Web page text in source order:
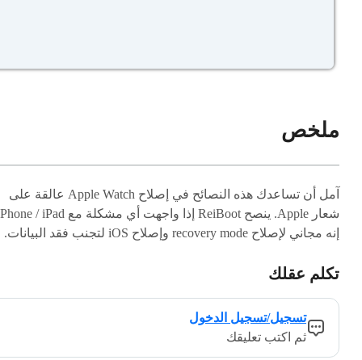
ملخص
آمل أن تساعدك هذه النصائح في إصلاح Apple Watch عالقة على
إنه مجاني لإصلاح recovery mode وإصلاح iOS لتجنب فقد البيانات.
تكلم عقلك
تسجيل/تسجيل الدخول
ثم اكتب تعليقك